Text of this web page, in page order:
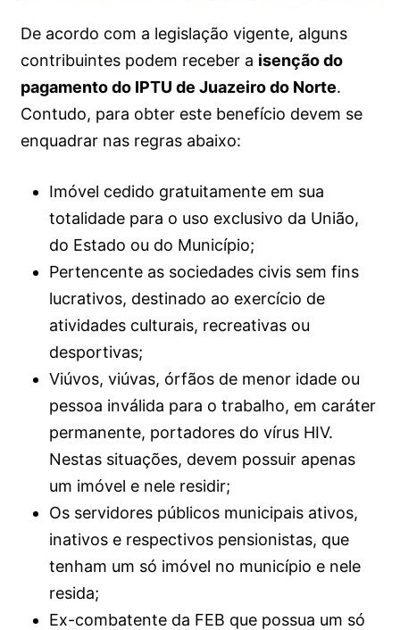
De acordo com a legislação vigente, alguns
contribuintes podem receber a isenção do
pagamento do IPTU de Juazeiro do Norte.
Contudo, para obter este benefício devem se
enquadrar nas regras abaixo:
Imóvel cedido gratuitamente em sua
totalidade para o uso exclusivo da União,
do Estado ou do Município;
Pertencente as sociedades civis sem fins
lucrativos, destinado ao exercício de
atividades culturais, recreativas ou
desportivas;
Viúvos, viúvas, órfãos de menor idade ou
pessoa inválida para o trabalho, em caráter
permanente, portadores do vírus HIV.
Nestas situações, devem possuir apenas
um imóvel e nele residir;
Os servidores públicos municipais ativos,
inativos e respectivos pensionistas, que
tenham um só imóvel no município e nele
resida;
Ex-combatente da FEB que possua um só